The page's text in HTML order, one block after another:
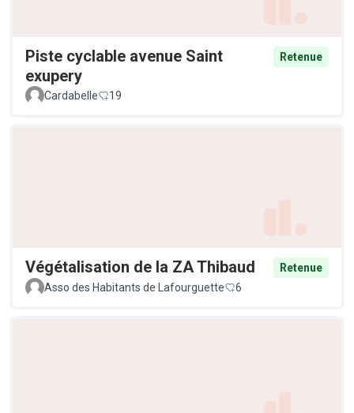
Piste cyclable avenue Saint
exupery
Retenue
Cardabelle 19
Végétalisation de la ZA Thibaud
Retenue
Asso des Habitants de Lafourguette
6